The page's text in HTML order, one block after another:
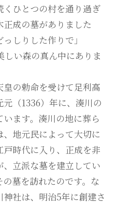
ひとつの村を通り過ぎ
成の墓がありました
しりした作りで」
しい森の真ん中にありま
の勅命を受けて足利高
（1336）年に、湊川の
ます。湊川の地に葬ら
地元民によって大切に
時代に入り、正成を非
立派な墓を建立してい
墓を訪れたのです。な
社は、明治5年に創建さ